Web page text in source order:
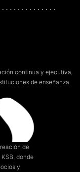
. . . . . . . . . . . . .
continua y ejecutiva,
de enseñanza
de
donde
y